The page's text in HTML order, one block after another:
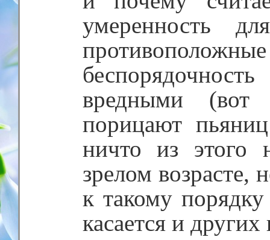
умеренность
вредными (вот
порицают
ничто из этого
зрелом возрасте,
к такому
касается и